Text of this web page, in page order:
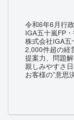
令和6年6月行
IGA五十嵐FP
株式会社IGA五
2,000件超の経
提案力、問題
親しみやすさ日
お客様の”意思